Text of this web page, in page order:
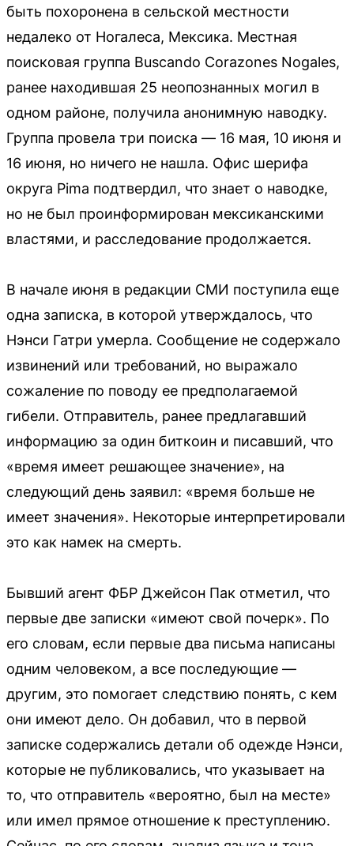
быть похоронена в сельской местности
недалеко от Ногалеса, Мексика. Местная
поисковая группа Buscando Corazones Nogales,
ранее находившая 25 неопознанных могил в
одном районе, получила анонимную наводку.
Группа провела три поиска — 16 мая, 10 июня и
16 июня, но ничего не нашла. Офис шерифа
округа Pima подтвердил, что знает о наводке,
но не был проинформирован мексиканскими
властями, и расследование продолжается.
В начале июня в редакции СМИ поступила еще
одна записка, в которой утверждалось, что
Нэнси Гатри умерла. Сообщение не содержало
извинений или требований, но выражало
сожаление по поводу ее предполагаемой
гибели. Отправитель, ранее предлагавший
информацию за один биткоин и писавший, что
«время имеет решающее значение», на
следующий день заявил: «время больше не
имеет значения». Некоторые интерпретировали
это как намек на смерть.
Бывший агент ФБР Джейсон Пак отметил, что
первые две записки «имеют свой почерк». По
его словам, если первые два письма написаны
одним человеком, а все последующие —
другим, это помогает следствию понять, с кем
они имеют дело. Он добавил, что в первой
записке содержались детали об одежде Нэнси,
которые не публиковались, что указывает на
то, что отправитель «вероятно, был на месте»
или имел прямое отношение к преступлению.